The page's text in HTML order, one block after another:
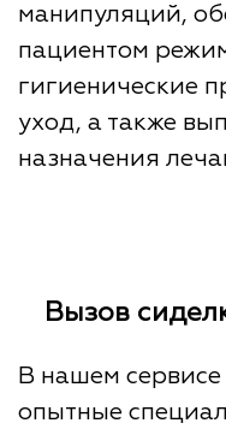
манипуляций,
пациентом
гигиенические
уход, а также
назначения
Вызов
В нашем
опытные